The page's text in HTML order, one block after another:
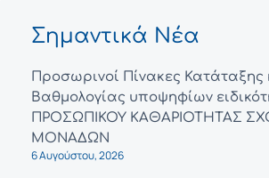
Σημαντικά Νέα
Προσωρινοί Πίνακες Κατάταξης
Βαθμολογίας υποψηφίων
ΠΡΟΣΩΠΙΚΟΥ ΚΑΘΑΡΙΟΤΗΤΑΣ
ΜΟΝΑΔΩΝ
6 Αυγούστου, 2026